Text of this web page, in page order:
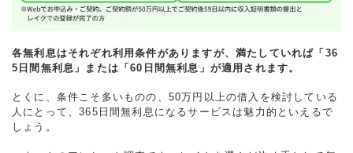
各無利息はそれぞれ利用条件がありますが、満たしていれば「36
5日間無利息」または「60日間無利息」が適用されます。
とくに、条件こそ多いものの、50万円以上の借入を検討している
人にとって、365日間無利息になるサービスは魅力的といえるで
しょう。